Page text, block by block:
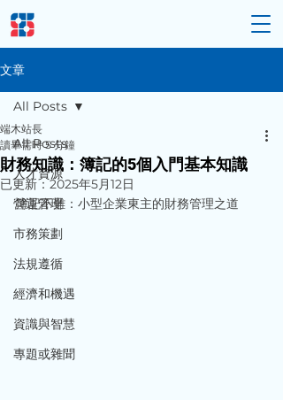
文章
All Posts
人才資源
營運管理
市務策劃
法規遵循
經濟和機遇
資識與智慧
專題或雜聞
All Posts
財務知識：簿記的5個入門基本知識
端木站長
讀畢需時 5 分鐘
已更新：2025年5月12日
簿記不難：小型企業東主的財務管理之道